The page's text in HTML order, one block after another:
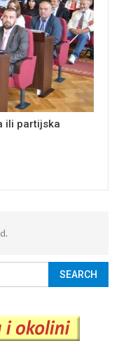
ili partijska